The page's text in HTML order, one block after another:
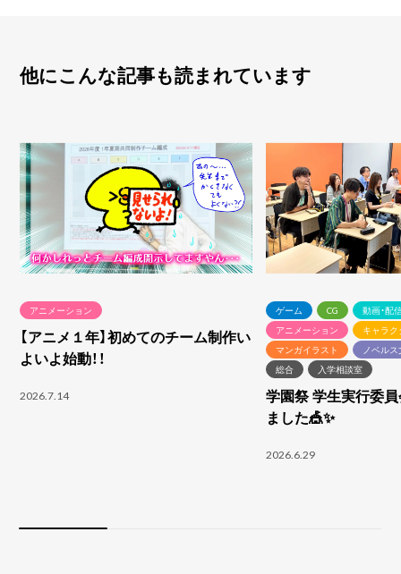
他にこんな記事も読まれています
アニメーション
【アニメ１年】初めてのチーム制作い
よいよ始動！！
2026.7.14
ゲーム CG
動画・配
アニメーション
キャラ
マンガイラスト
ノベル
総合
入学相談室
学園祭 学生実行委
ました🎪✨
2026.6.29